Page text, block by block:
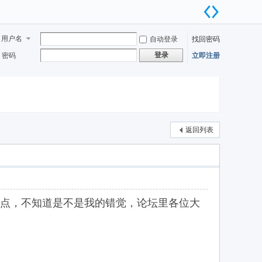
用户名 自动登录
找回密码
密码
登录 立即注册
返回列表
，不知道是不是我的错觉，论坛里各位大